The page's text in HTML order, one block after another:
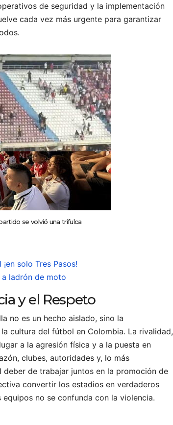
de seguridad y la implementación
cada vez más urgente para garantizar
se volvió una trifulca
solo Tres Pasos!
ladrón de moto
y el Respeto
no es un hecho aislado, sino la
cultura del fútbol en Colombia. La rivalidad,
a la agresión física y a la puesta en
clubes, autoridades y, lo más
de trabajar juntos en la promoción de
convertir los estadios en verdaderos
no se confunda con la violencia.